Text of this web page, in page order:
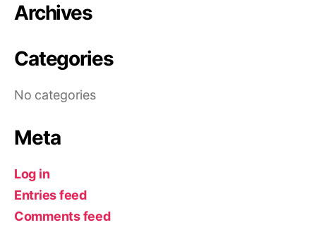
Archives
Categories
No categories
Meta
Log in
Entries feed
Comments feed